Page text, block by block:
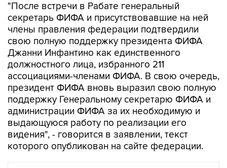
"После встречи в Рабате генеральный
секретарь ФИФА и присутствовавшие на ней
члены правления федерации подтвердили
свою полную поддержку президента ФИФА
Джанни Инфантино как единственного
должностного лица, избранного 211
ассоциациями-членами ФИФА. В свою очередь,
президент ФИФА вновь выразил свою полную
поддержку Генеральному секретарю ФИФА и
администрации ФИФА за их необходимую и
выдающуюся работу по реализации его
видения", - говорится в заявлении, текст
которого опубликован на сайте федерации.